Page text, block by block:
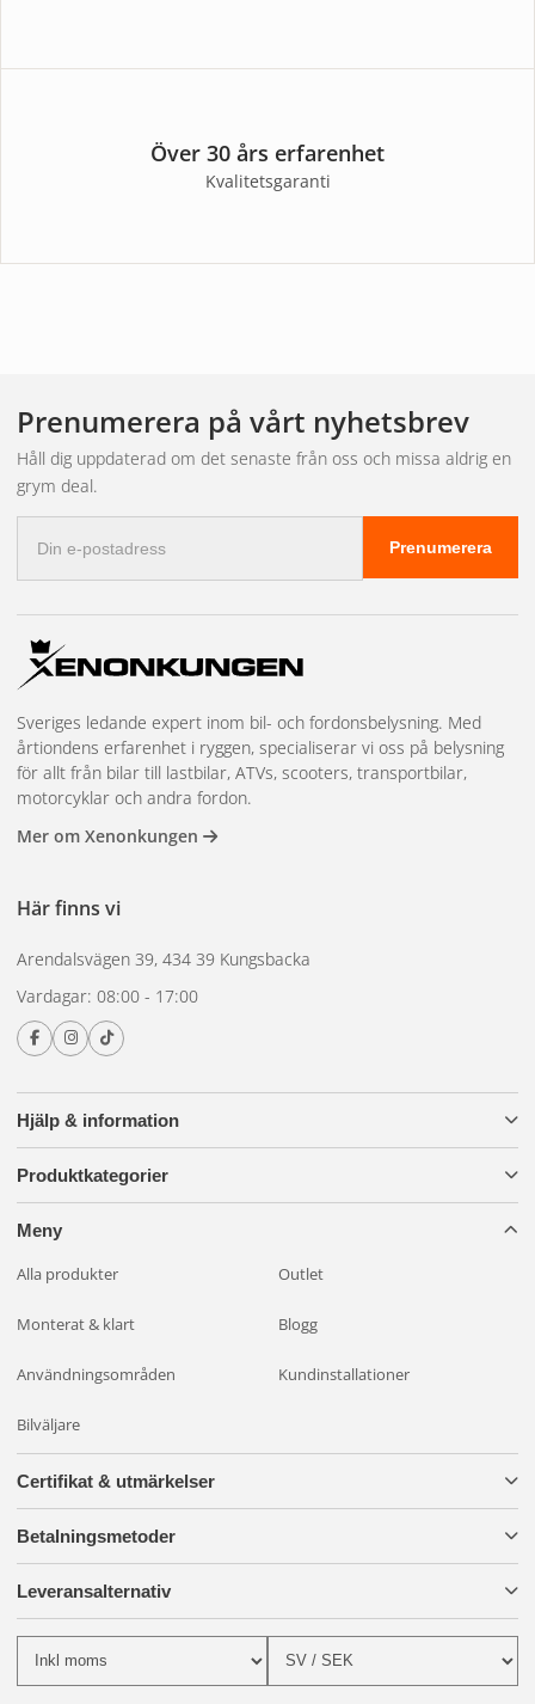
Över 30 års erfarenhet
Kvalitetsgaranti
Prenumerera på vårt nyhetsbrev
Håll dig uppdaterad om det senaste från oss och missa aldrig en
grym deal.
postadress
Prenumerera
Hjälp & information
Produktkategorier
Meny
Alla produkter Outlet
Monterat & klart Blogg
Användningsområden Kundinstallationer
Bilväljare
Sveriges ledande expert inom bil- och fordonsbelysning. Med
årtiondens erfarenhet i ryggen, specialiserar vi oss på belysning
för allt från bilar till lastbilar, ATVs, scooters, transportbilar,
motorcyklar och andra fordon.
Mer om Xenonkungen
Här finns vi
Arendalsvägen 39, 434 39 Kungsbacka
Vardagar: 08:00 - 17:00
Certifikat & utmärkelser
Betalningsmetoder
Leveransalternativ